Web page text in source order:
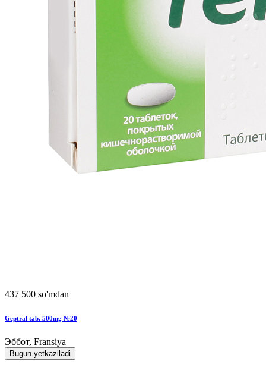
437 500 so'mdan
Geptral tab. 500mg №20
Эббот, Fransiya
Bugun yetkaziladi